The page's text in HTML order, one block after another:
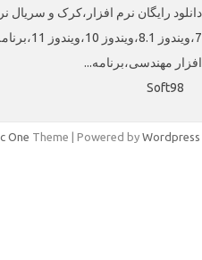
رایگان نرم افزار،کرک و سریال
7،ویندوز
مهندسی،برنامه...
Soft98
One Theme | Powered by